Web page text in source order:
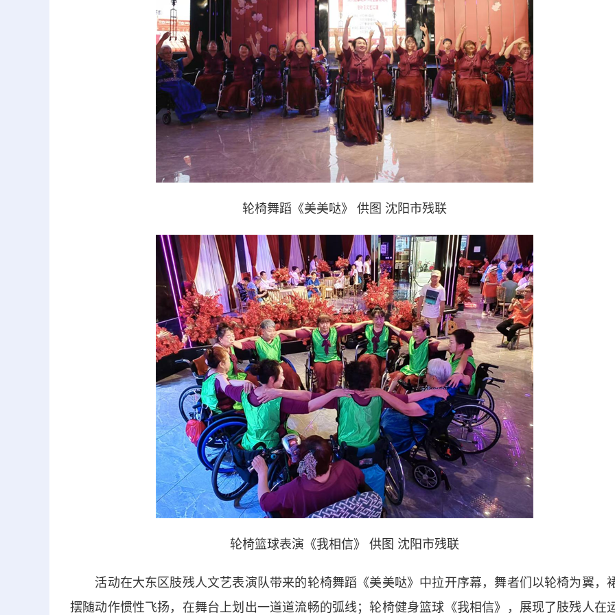
轮椅舞蹈《美美哒》 供图 沈阳市残联
轮椅篮球表演《我相信》 供图 沈阳市残联
活动在大东区肢残人文艺表演队带来的轮椅舞蹈《美美哒》中拉开序幕，舞者们以轮椅为翼，
摆随动作惯性飞扬，在舞台上划出一道道流畅的弧线；轮椅健身篮球《我相信》，展现了肢残人在